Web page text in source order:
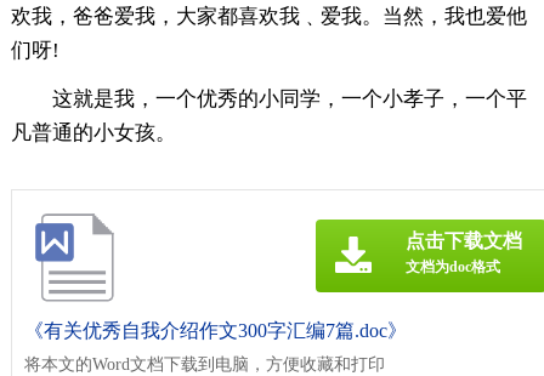
欢我，爸爸爱我，大家都喜欢我﹑爱我。当然，我也爱他
们呀!
这就是我，一个优秀的小同学，一个小孝子，一个平
凡普通的小女孩。
《有关优秀自我介绍作文300字汇编7篇.doc》
将本文的Word文档下载到电脑，方便收藏和打印
点击下载文档
文档为doc格式